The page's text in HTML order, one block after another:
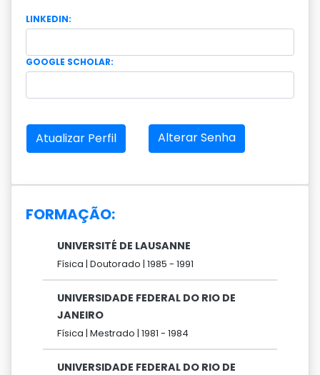
LINKEDIN:
GOOGLE SCHOLAR:
Atualizar Perfil Alterar Senha
FORMAÇÃO:
UNIVERSITÉ DE LAUSANNE
Física | Doutorado | 1985 - 1991
UNIVERSIDADE FEDERAL DO RIO DE
JANEIRO
Física | Mestrado | 1981 - 1984
UNIVERSIDADE FEDERAL DO RIO DE